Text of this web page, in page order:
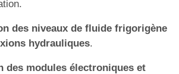
des niveaux de fluide frigorigène
hydrauliques.
des modules électroniques et